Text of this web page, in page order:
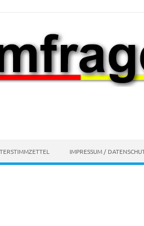
IMPRESSUM /